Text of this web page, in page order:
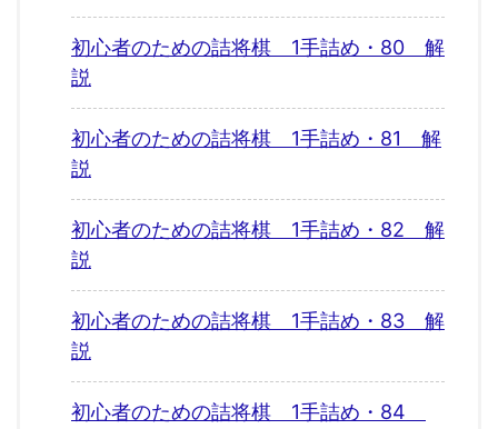
初心者のための詰将棋 1手詰め・80 解
説
初心者のための詰将棋 1手詰め・81 解
説
初心者のための詰将棋 1手詰め・82 解
説
初心者のための詰将棋 1手詰め・83 解
説
初心者のための詰将棋 1手詰め・84